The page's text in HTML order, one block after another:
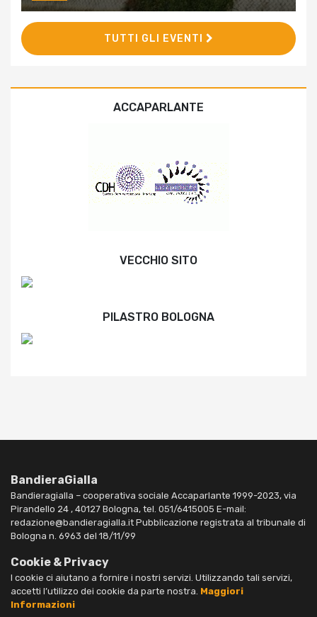
TUTTI GLI EVENTI
ACCAPARLANTE
VECCHIO SITO
PILASTRO BOLOGNA
BandieraGialla
Bandieragialla – cooperativa sociale Accaparlante 1999-2023, via
Pirandello 24 , 40127 Bologna, tel. 051/6415005 E-mail:
redazione@bandieragialla.it Pubblicazione registrata al tribunale di
Bologna n. 6963 del 18/11/99
Cookie & Privacy
I cookie ci aiutano a fornire i nostri servizi. Utilizzando tali servizi,
accetti l’utilizzo dei cookie da parte nostra. Maggiori
Informazioni